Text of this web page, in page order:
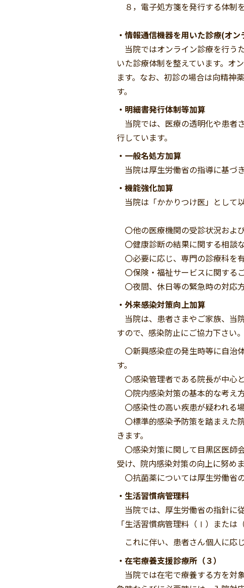
８，電子処方箋を発行する体制
・情報通信機器を用いた診療(オン
当院ではオンライン診療を行う
いた診療体制を整えています。オ
ます。なお、初診の場合は向精神
す。
・明細書発行体制等加算
当院では、医療の透明化や患者
行しています。
・一般名処方加算
当院は厚生労働省の指導に基づ
・機能強化加算
当院は「かかりつけ医」として
〇他の医療機関の受診状況およ
〇健康診断の結果に関する相談
〇必要に応じ、専門の診療科を
〇保険・福祉サービスに関する
〇夜間、休日等の緊急時の対応
・外来感染対策向上加算
当院は、患者さまやご家族、当
すので、感染防止にご協力下さい
〇新興感染症の発生時等に自治
す。
〇感染管理者である院長が中心
〇院内感染対策の基本的な考え
〇感染性の高い疾患が疑われる
〇標準的感染予防策を踏まえた
きます。
〇感染対策に関して目黒区医師
受け、院内感染対策の向上に努めま
〇抗菌薬については厚生労働省
・生活習慣病管理料
当院では、厚生労働省の指針に
「生活習慣病管理料（Ⅰ）または
これに伴い、患者さん個人に応
・在宅療養支援診療所（３）
当院では在宅で療養する方を対